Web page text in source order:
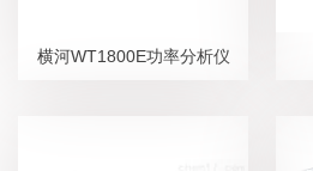
横河WT1800E功率分析仪